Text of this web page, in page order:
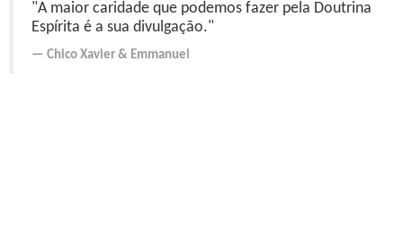
"A maior caridade que podemos fazer pela Doutrina
Espírita é a sua divulgação."
Chico Xavier & Emmanuel